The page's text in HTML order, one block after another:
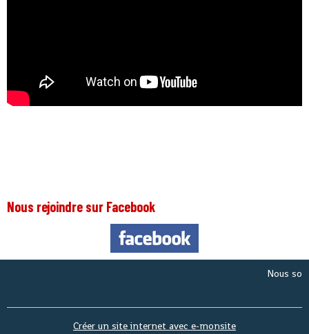
Nous rejoindre sur Facebook
Nous
Créer un site internet avec e-monsite